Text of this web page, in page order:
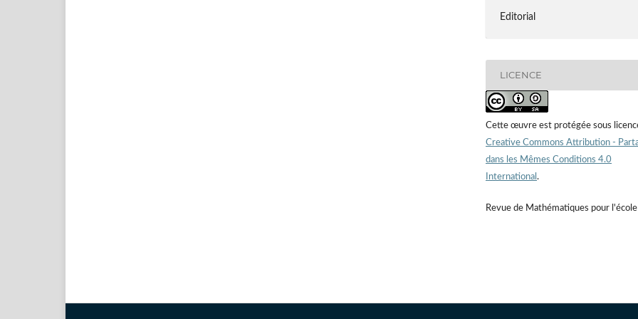
Editorial
LICENCE
Cette œuvre est protégée sous
Creative Commons Attribution -
dans les Mêmes Conditions 4.0
International .
Revue de Mathématiques pour l'école